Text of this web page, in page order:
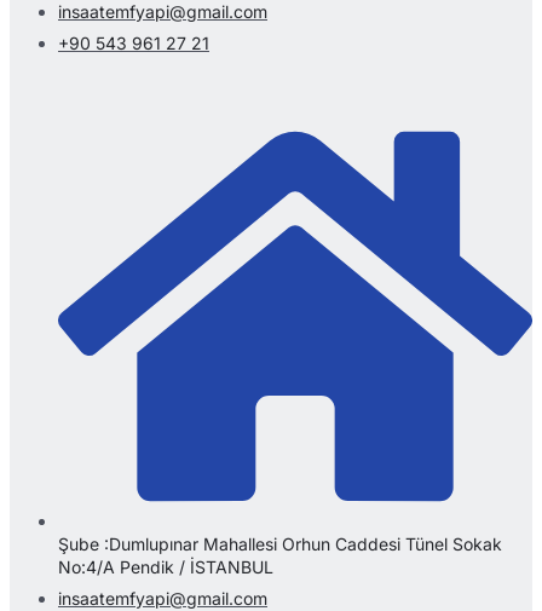
insaatemfyapi@gmail.com
+90 543 961 27 21
Şube :Dumlupınar Mahallesi Orhun Caddesi Tünel Sokak
No:4/A Pendik / İSTANBUL
insaatemfyapi@gmail.com